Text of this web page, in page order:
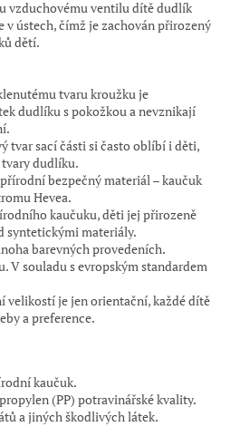
vzduchovému ventilu dítě dudlík
v ústech, čímž je zachován přirozený
dětí.
tvaru kroužku je
dudlíku s pokožkou a nevznikají
tvar sací části si často oblíbí i děti,
dudlíku.
bezpečný materiál – kaučuk
Hevea.
kaučuku, děti jej přirozeně
syntetickými materiály.
barevných provedeních.
V souladu s evropským standardem
velikostí je jen orientační, každé dítě
a preference.
kaučuk.
(PP) potravinářské kvality.
a jiných škodlivých látek.